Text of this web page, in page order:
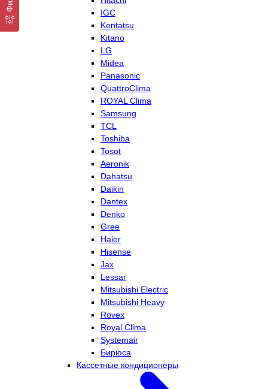
IGC
Kentatsu
Kitano
LG
Midea
Panasonic
QuattroClima
ROYAL Clima
Samsung
TCL
Toshiba
Tosot
Aeronik
Dahatsu
Daikin
Dantex
Denko
Gree
Haier
Hisense
Jax
Lessar
Mitsubishi Electric
Mitsubishi Heavy
Rovex
Royal Clima
Systemair
Бирюса
Кассетные кондиционеры